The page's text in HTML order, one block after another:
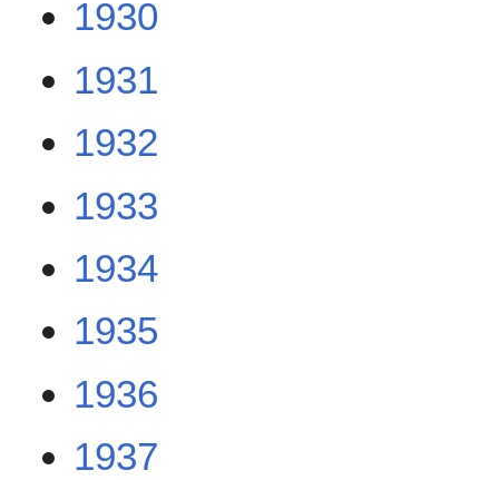
1930
1931
1932
1933
1934
1935
1936
1937